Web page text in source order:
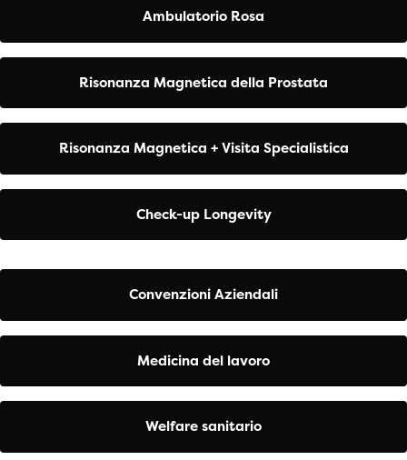
Ambulatorio Rosa
Risonanza Magnetica della Prostata
Risonanza Magnetica + Visita Specialistica
Check-up Longevity
Convenzioni Aziendali
Medicina del lavoro
Welfare sanitario